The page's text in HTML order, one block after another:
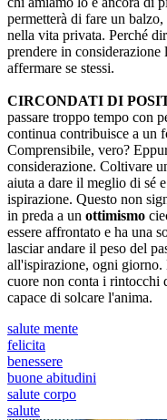
permetterà di fare un
nella vita privata. Perché
prendere in considerazione
affermare se stessi.
CIRCONDATI DI
passare troppo tempo con
continua contribuisce a un
Comprensibile, vero?
considerazione. Coltivare
aiuta a dare il meglio di sé
ispirazione. Questo non
in preda a un ottimismo
essere affrontato e ha una
lasciar andare il peso del
all'ispirazione, ogni giorno.
cuore non conta i rintocchi
capace di solcare l'anima.
salute mente
felicita
benessere
buone abitudini
salute corpo
salute